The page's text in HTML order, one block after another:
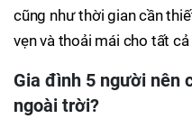
cũng như thời gian cần
vẹn và thoải mái cho tất cả
Gia đình 5 người nên
ngoài trời?